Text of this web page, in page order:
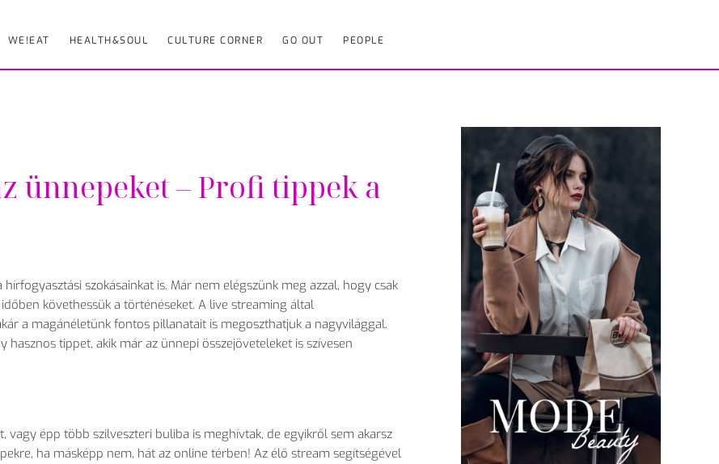
WE!EAT HEALTH&SOUL CULTURE CORNER GO OUT PEOPLE
ünnepeket – Profi tippek a
szokásainkat is. Már nem elégszünk meg azzal, hogy csak
követhessük a történéseket. A live streaming által
a magánéletünk fontos pillanatait is megoszthatjuk a nagyvilággal.
tippet, akik már az ünnepi összejöveteleket is szívesen
épp több szilveszteri buliba is meghívtak, de egyikről sem akarsz
ha másképp nem, hát az online térben! Az élő stream segítségével